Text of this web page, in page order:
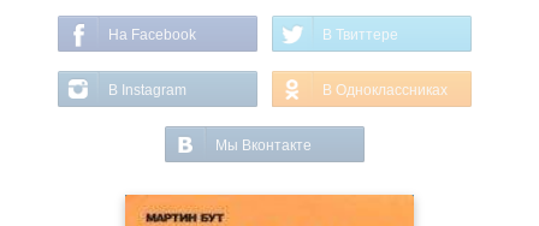
На Facebook В Твиттере
В Instagram В Одноклассниках
Мы Вконтакте